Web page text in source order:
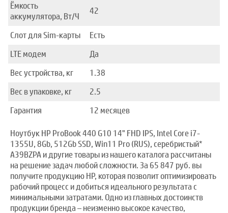
Ёмкость
аккумулятора, Вт/Ч
42
Слот для Sim-карты
Есть
LTE модем
Да
Вес устройства, кг
1.38
Вес в упаковке, кг
2.5
Гарантия
12 месяцев
Ноутбук HP ProBook 440 G10 14" FHD IPS, Intel Core i7-
1355U, 8Gb, 512Gb SSD, Win11 Pro (RUS), серебристый*
A39BZPA и другие товары из нашего каталога рассчитаны
на решение задач любой сложности. За 65 847 руб. вы
получите продукцию HP, которая позволит оптимизировать
рабочий процесс и добиться идеального результата с
минимальными затратами. Одно из главных достоинств
продукции бренда – неизменно высокое качество,